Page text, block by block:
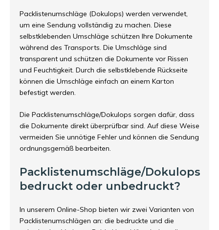
Packlistenumschläge (Dokulops) werden verwendet,
um eine Sendung vollständig zu machen. Diese
selbstklebenden Umschläge schützen Ihre Dokumente
während des Transports. Die Umschläge sind
transparent und schützen die Dokumente vor Rissen
und Feuchtigkeit. Durch die selbstklebende Rückseite
können die Umschläge einfach an einem Karton
befestigt werden.
Die Packlistenumschläge/Dokulops sorgen dafür, dass
die Dokumente direkt überprüfbar sind. Auf diese Weise
vermeiden Sie unnötige Fehler und können die Sendung
ordnungsgemäß bearbeiten.
Packlistenumschläge/Dokulops
bedruckt oder unbedruckt?
In unserem Online-Shop bieten wir zwei Varianten von
Packlistenumschlägen an: die bedruckte und die